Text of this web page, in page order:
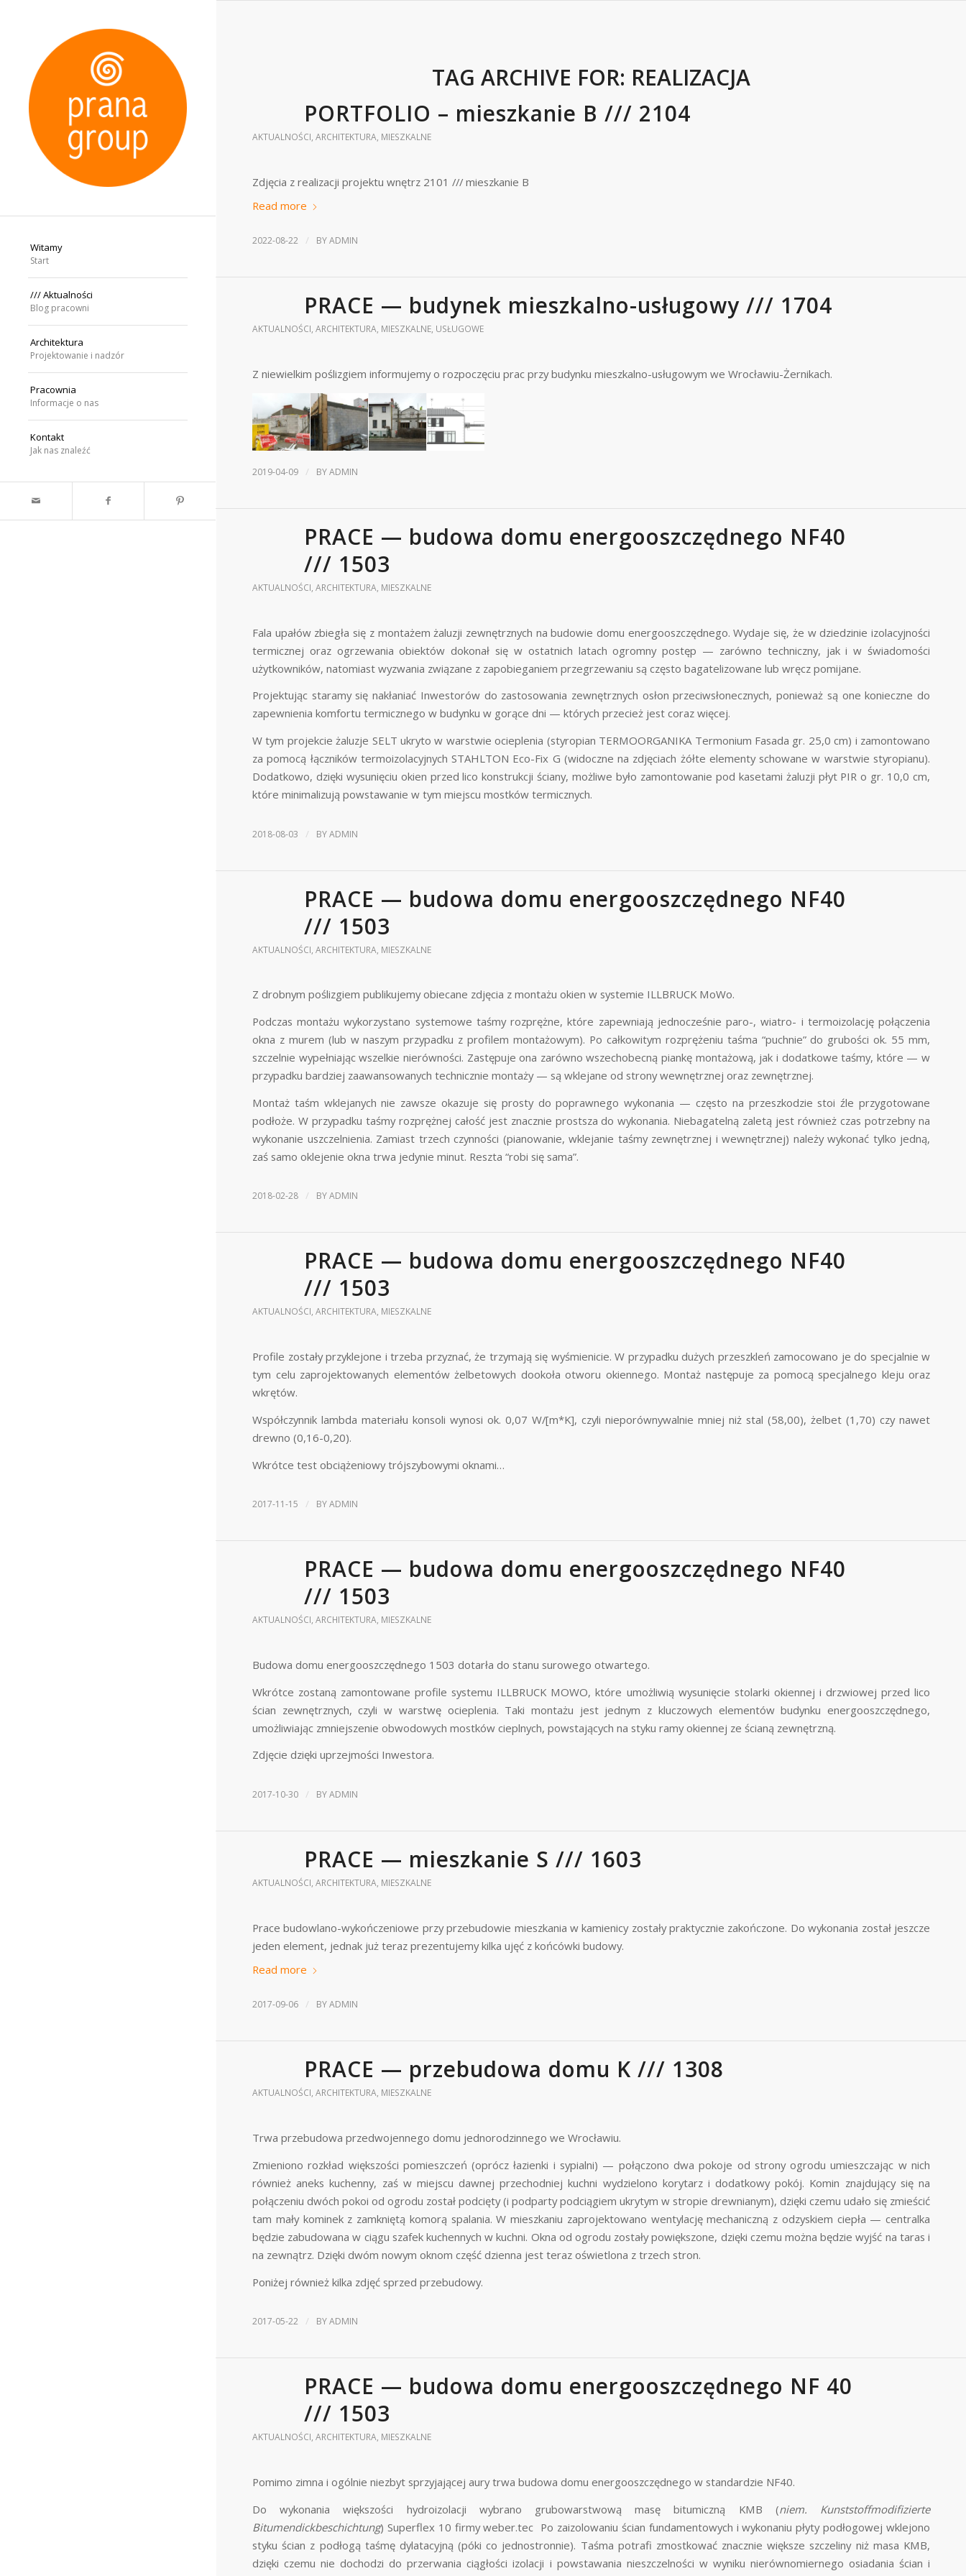
Witamy
Start
/// Aktualności
Blog pracowni
Architektura
Projektowanie i nadzór
Pracownia
Informacje o nas
Kontakt
Jak nas znaleźć
TAG ARCHIVE FOR: REALIZACJA
PORTFOLIO – mieszkanie B /// 2104
AKTUALNOŚCI, ARCHITEKTURA, MIESZKALNE
Zdjęcia z realizacji projektu wnętrz 2101 /// mieszkanie B
Read more
2022-08-22 / BYADMIN
PRACE — budynek mieszkalno-usługowy /// 1704
AKTUALNOŚCI, ARCHITEKTURA, MIESZKALNE, USŁUGOWE
Z niewielkim poślizgiem informujemy o rozpoczęciu prac przy budynku mieszkalno-usługowym we Wrocławiu-Żernikach.
2019-04-09 / BYADMIN
PRACE — budowa domu energooszczędnego NF40
/// 1503
AKTUALNOŚCI, ARCHITEKTURA, MIESZKALNE
Fala upałów zbiegła się z montażem żaluzji zewnętrznych na budowie domu energooszczędnego. Wydaje się, że w dziedzinie izolacyjności
termicznej oraz ogrzewania obiektów dokonał się w ostatnich latach ogromny postęp — zarówno techniczny, jak i w świadomości
użytkowników, natomiast wyzwania związane z zapobieganiem przegrzewaniu są często bagatelizowane lub wręcz pomijane.
Projektując staramy się nakłaniać Inwestorów do zastosowania zewnętrznych osłon przeciwsłonecznych, ponieważ są one konieczne do
zapewnienia komfortu termicznego w budynku w gorące dni — których przecież jest coraz więcej.
W tym projekcie żaluzje SELT ukryto w warstwie ocieplenia (styropian TERMOORGANIKA Termonium Fasada gr. 25,0 cm) i zamontowano
za pomocą łączników termoizolacyjnych STAHLTON Eco-Fix G (widoczne na zdjęciach żółte elementy schowane w warstwie styropianu).
Dodatkowo, dzięki wysunięciu okien przed lico konstrukcji ściany, możliwe było zamontowanie pod kasetami żaluzji płyt PIR o gr. 10,0 cm,
które minimalizują powstawanie w tym miejscu mostków termicznych.
2018-08-03 / BYADMIN
PRACE — budowa domu energooszczędnego NF40
/// 1503
AKTUALNOŚCI, ARCHITEKTURA, MIESZKALNE
Z drobnym poślizgiem publikujemy obiecane zdjęcia z montażu okien w systemie ILLBRUCK MoWo.
Podczas montażu wykorzystano systemowe taśmy rozprężne, które zapewniają jednocześnie paro-, wiatro- i termoizolację połączenia
okna z murem (lub w naszym przypadku z profilem montażowym). Po całkowitym rozprężeniu taśma “puchnie” do grubości ok. 55 mm,
szczelnie wypełniając wszelkie nierówności. Zastępuje ona zarówno wszechobecną piankę montażową, jak i dodatkowe taśmy, które — w
przypadku bardziej zaawansowanych technicznie montaży — są wklejane od strony wewnętrznej oraz zewnętrznej.
Montaż taśm wklejanych nie zawsze okazuje się prosty do poprawnego wykonania — często na przeszkodzie stoi źle przygotowane
podłoże. W przypadku taśmy rozprężnej całość jest znacznie prostsza do wykonania. Niebagatelną zaletą jest również czas potrzebny na
wykonanie uszczelnienia. Zamiast trzech czynności (pianowanie, wklejanie taśmy zewnętrznej i wewnętrznej) należy wykonać tylko jedną,
zaś samo oklejenie okna trwa jedynie minut. Reszta “robi się sama”.
2018-02-28 / BYADMIN
PRACE — budowa domu energooszczędnego NF40
/// 1503
AKTUALNOŚCI, ARCHITEKTURA, MIESZKALNE
Profile zostały przyklejone i trzeba przyznać, że trzymają się wyśmienicie. W przypadku dużych przeszkleń zamocowano je do specjalnie w
tym celu zaprojektowanych elementów żelbetowych dookoła otworu okiennego. Montaż następuje za pomocą specjalnego kleju oraz
wkrętów.
Współczynnik lambda materiału konsoli wynosi ok. 0,07 W/[m*K], czyli nieporównywalnie mniej niż stal (58,00), żelbet (1,70) czy nawet
drewno (0,16-0,20).
Wkrótce test obciążeniowy trójszybowymi oknami…
2017-11-15 / BYADMIN
PRACE — budowa domu energooszczędnego NF40
/// 1503
AKTUALNOŚCI, ARCHITEKTURA, MIESZKALNE
Budowa domu energooszczędnego 1503 dotarła do stanu surowego otwartego.
Wkrótce zostaną zamontowane profile systemu ILLBRUCK MOWO, które umożliwią wysunięcie stolarki okiennej i drzwiowej przed lico
ścian zewnętrznych, czyli w warstwę ocieplenia. Taki montażu jest jednym z kluczowych elementów budynku energooszczędnego,
umożliwiając zmniejszenie obwodowych mostków cieplnych, powstających na styku ramy okiennej ze ścianą zewnętrzną.
Zdjęcie dzięki uprzejmości Inwestora.
2017-10-30 / BYADMIN
PRACE — mieszkanie S /// 1603
AKTUALNOŚCI, ARCHITEKTURA, MIESZKALNE
Prace budowlano-wykończeniowe przy przebudowie mieszkania w kamienicy zostały praktycznie zakończone. Do wykonania został jeszcze
jeden element, jednak już teraz prezentujemy kilka ujęć z końcówki budowy.
Read more
2017-09-06 / BYADMIN
PRACE — przebudowa domu K /// 1308
AKTUALNOŚCI, ARCHITEKTURA, MIESZKALNE
Trwa przebudowa przedwojennego domu jednorodzinnego we Wrocławiu.
Zmieniono rozkład większości pomieszczeń (oprócz łazienki i sypialni) — połączono dwa pokoje od strony ogrodu umieszczając w nich
również aneks kuchenny, zaś w miejscu dawnej przechodniej kuchni wydzielono korytarz i dodatkowy pokój. Komin znajdujący się na
połączeniu dwóch pokoi od ogrodu został podcięty (i podparty podciągiem ukrytym w stropie drewnianym), dzięki czemu udało się zmieścić
tam mały kominek z zamkniętą komorą spalania. W mieszkaniu zaprojektowano wentylację mechaniczną z odzyskiem ciepła — centralka
będzie zabudowana w ciągu szafek kuchennych w kuchni. Okna od ogrodu zostały powiększone, dzięki czemu można będzie wyjść na taras i
na zewnątrz. Dzięki dwóm nowym oknom część dzienna jest teraz oświetlona z trzech stron.
Poniżej również kilka zdjęć sprzed przebudowy.
2017-05-22 / BYADMIN
PRACE — budowa domu energooszczędnego NF 40
/// 1503
AKTUALNOŚCI, ARCHITEKTURA, MIESZKALNE
Pomimo zimna i ogólnie niezbyt sprzyjającej aury trwa budowa domu energooszczędnego w standardzie NF40.
Do wykonania większości hydroizolacji wybrano grubowarstwową masę bitumiczną KMB (niem. Kunststoffmodifizierte
Bitumendickbeschichtung) Superflex 10 firmy weber.tec Po zaizolowaniu ścian fundamentowych i wykonaniu płyty podłogowej wklejono
styku ścian z podłogą taśmę dylatacyjną (póki co jednostronnie). Taśma potrafi zmostkować znacznie większe szczeliny niż masa KMB,
dzięki czemu nie dochodzi do przerwania ciągłości izolacji i powstawania nieszczelności w wyniku nierównomiernego osiadania ścian i